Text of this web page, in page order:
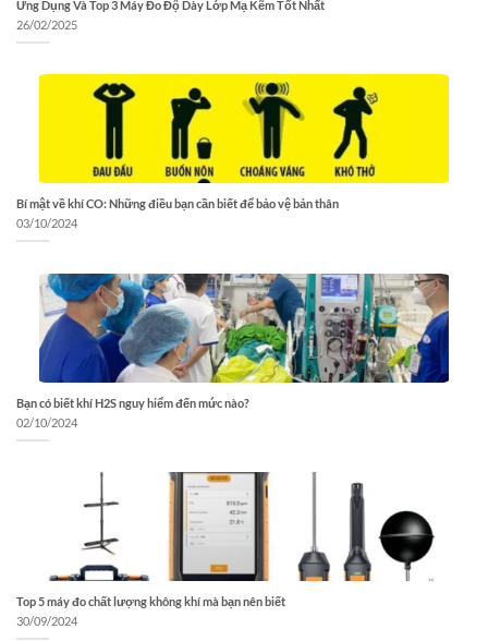
Ứng Dụng Và Top 3 Máy Đo Độ Dày Lớp Mạ Kẽm Tốt Nhất
26/02/2025
Bí mật về khí CO: Những điều bạn cần biết để bảo vệ bản thân
03/10/2024
Bạn có biết khí H2S nguy hiểm đến mức nào?
02/10/2024
Top 5 máy đo chất lượng không khí mà bạn nên biết
30/09/2024